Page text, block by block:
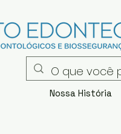
Nossa História